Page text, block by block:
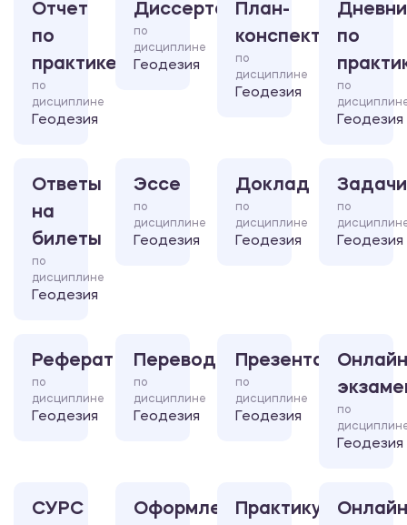
Отчет
по
практике
по
дисциплине
Геодезия
Диссертация
по
дисциплине
Геодезия
План-
конспект
по
дисциплине
Геодезия
по
по
Геодезия
Ответы
на
билеты
по
дисциплине
Геодезия
Эссе
по
дисциплине
Геодезия
Доклад
по
дисциплине
Геодезия
Задачи
по
Геодезия
Реферат
по
дисциплине
Геодезия
Перевод
по
дисциплине
Геодезия
Презентация
по
дисциплине
Геодезия
по
Геодезия
СУРС
ОформлениеПрактикум